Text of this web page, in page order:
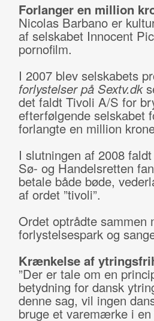
Forlanger en million
Nicolas Barbano er
af selskabet Innocent
pornofilm.
I 2007 blev selskabets
forlystelser på Sextv.dk
det faldt Tivoli A/S for
efterfølgende
forlangte en million
I slutningen af 2008
Sø- og Handelsretten
betale både bøde,
af ordet ”tivoli”.
Ordet optrådte sammen
forlystelsespark og
Krænkelse af
”Der er tale om en
betydning for dansk
denne sag, vil ingen
bruge et varemærke i